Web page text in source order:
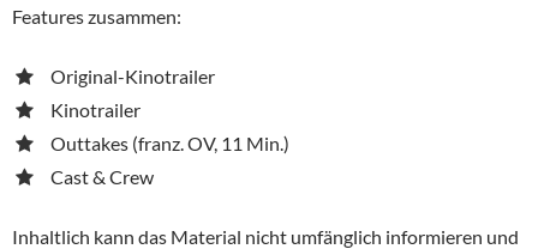
Features zusammen:
Original-Kinotrailer
Kinotrailer
Outtakes (franz. OV, 11 Min.)
Cast & Crew
Inhaltlich kann das Material nicht umfänglich informieren und